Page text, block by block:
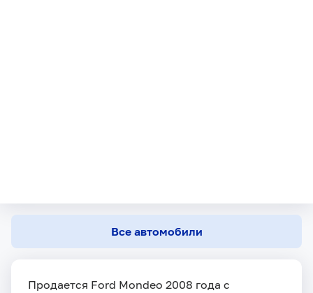
Все автомобили
Продается Ford Mondeo 2008 года с